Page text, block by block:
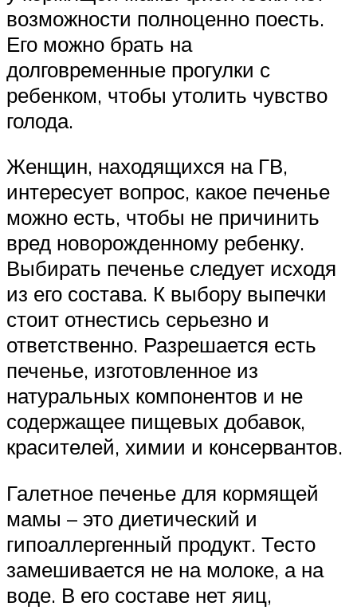
возможности полноценно поесть.
Его можно брать на
долговременные прогулки с
ребенком, чтобы утолить чувство
голода.
Женщин, находящихся на ГВ,
интересует вопрос, какое печенье
можно есть, чтобы не причинить
вред новорожденному ребенку.
Выбирать печенье следует исходя
из его состава. К выбору выпечки
стоит отнестись серьезно и
ответственно. Разрешается есть
печенье, изготовленное из
натуральных компонентов и не
содержащее пищевых добавок,
красителей, химии и консервантов.
Галетное печенье для кормящей
мамы – это диетический и
гипоаллергенный продукт. Тесто
замешивается не на молоке, а на
воде. В его составе нет яиц,